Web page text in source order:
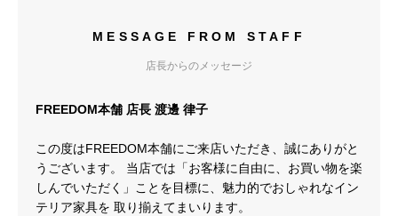
MESSAGE FROM STAFF
店長からのメッセージ
FREEDOM本舗 店長 渡邊 律子
この度はFREEDOM本舗にご来店いただき、誠にありがと
うございます。 当店では「お客様に自由に、お買い物を楽
しんでいただく」ことを目標に、魅力的でおしゃれなイン
テリア家具を 取り揃えてまいります。